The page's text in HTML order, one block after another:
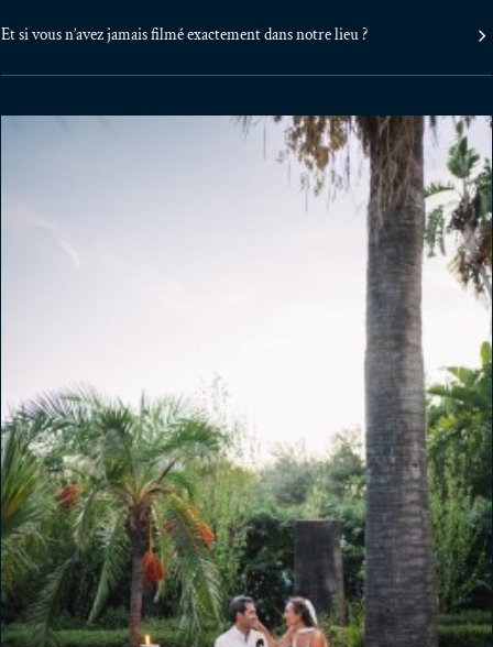
Et si vous n’avez jamais filmé exactement dans notre lieu ?